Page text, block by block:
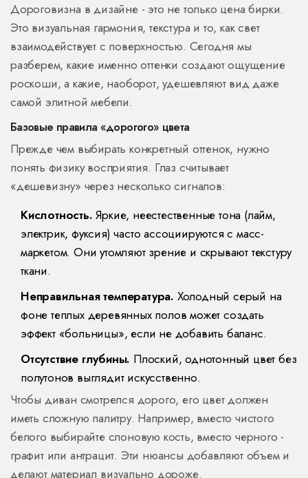
Дороговизна в дизайне - это не только цена бирки.
Это визуальная гармония, текстура и то, как свет
взаимодействует с поверхностью. Сегодня мы
разберем, какие именно оттенки создают ощущение
роскоши, а какие, наоборот, удешевляют вид даже
самой элитной мебели.
Базовые правила «дорогого» цвета
Прежде чем выбирать конкретный оттенок, нужно
понять физику восприятия. Глаз считывает
«дешевизну» через несколько сигналов:
Кислотность. Яркие, неестественные тона (лайм,
электрик, фуксия) часто ассоциируются с масс-
маркетом. Они утомляют зрение и скрывают текстуру
ткани.
Неправильная температура. Холодный серый на
фоне теплых деревянных полов может создать
эффект «больницы», если не добавить баланс.
Отсутствие глубины. Плоский, однотонный цвет без
полутонов выглядит искусственно.
Чтобы диван смотрелся дорого, его цвет должен
иметь сложную палитру. Например, вместо чистого
белого выбирайте слоновую кость, вместо черного -
графит или антрацит. Эти нюансы добавляют объем и
делают материал визуально дороже.